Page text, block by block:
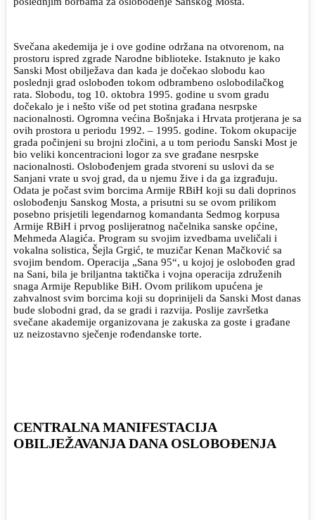
Svečana akedemija je i ove godine održana na otvorenom, na
prostoru ispred zgrade Narodne biblioteke. Istaknuto je kako
Sanski Most obilježava dan kada je dočekao slobodu kao
poslednji grad oslobođen tokom odbrambeno oslobodilačkog
rata. Slobodu, tog 10. oktobra 1995. godine u svom gradu
dočekalo je i nešto više od pet stotina građana nesrpske
nacionalnosti. Ogromna većina Bošnjaka i Hrvata protjerana je sa
ovih prostora u periodu 1992. – 1995. godine. Tokom okupacije
grada počinjeni su brojni zločini, a u tom periodu Sanski Most je
bio veliki koncentracioni logor za sve građane nesrpske
nacionalnosti. Oslobođenjem grada stvoreni su uslovi da se
Sanjani vrate u svoj grad, da u njemu žive i da ga izgrađuju.
Odata je počast svim borcima Armije RBiH koji su dali doprinos
oslobođenju Sanskog Mosta, a prisutni su se ovom prilikom
posebno prisjetili legendarnog komandanta Sedmog korpusa
Armije RBiH i prvog poslijeratnog načelnika sanske općine,
Mehmeda Alagića. Program su svojim izvedbama uveličali i
vokalna solistica, Šejla Grgić, te muzičar Kenan Mačković sa
svojim bendom. Operacija „Sana 95“, u kojoj je oslobođen grad
na Sani, bila je briljantna taktička i vojna operacija združenih
snaga Armije Republike BiH. Ovom prilikom upućena je
zahvalnost svim borcima koji su doprinijeli da Sanski Most danas
bude slobodni grad, da se gradi i razvija. Poslije završetka
svečane akademije organizovana je zakuska za goste i građane
uz neizostavno sječenje rođendanske torte.
CENTRALNA MANIFESTACIJA
OBILJEŽAVANJA DANA OSLOBOĐENJA